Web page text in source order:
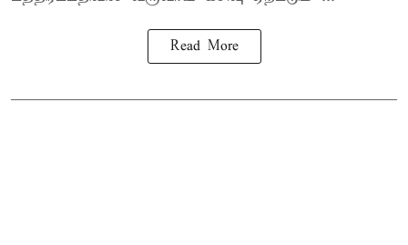
Read More